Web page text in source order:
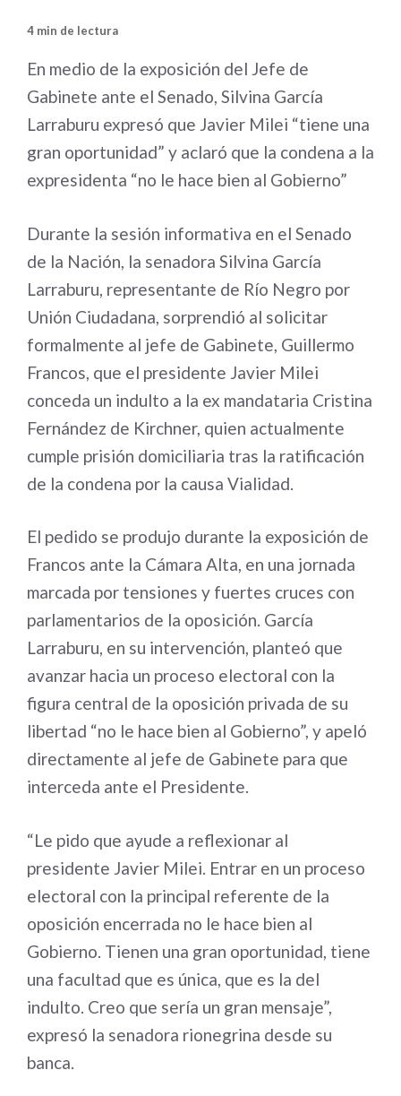
4 min de lectura
En medio de la exposición del Jefe de
Gabinete ante el Senado, Silvina García
Larraburu expresó que Javier Milei “tiene una
gran oportunidad” y aclaró que la condena a la
expresidenta “no le hace bien al Gobierno”
Durante la sesión informativa en el Senado
de la Nación, la senadora Silvina García
Larraburu, representante de Río Negro por
Unión Ciudadana, sorprendió al solicitar
formalmente al jefe de Gabinete, Guillermo
Francos, que el presidente Javier Milei
conceda un indulto a la ex mandataria Cristina
Fernández de Kirchner, quien actualmente
cumple prisión domiciliaria tras la ratificación
de la condena por la causa Vialidad.
El pedido se produjo durante la exposición de
Francos ante la Cámara Alta, en una jornada
marcada por tensiones y fuertes cruces con
parlamentarios de la oposición. García
Larraburu, en su intervención, planteó que
avanzar hacia un proceso electoral con la
figura central de la oposición privada de su
libertad “no le hace bien al Gobierno”, y apeló
directamente al jefe de Gabinete para que
interceda ante el Presidente.
“Le pido que ayude a reflexionar al
presidente Javier Milei. Entrar en un proceso
electoral con la principal referente de la
oposición encerrada no le hace bien al
Gobierno. Tienen una gran oportunidad, tiene
una facultad que es única, que es la del
indulto. Creo que sería un gran mensaje”,
expresó la senadora rionegrina desde su
banca.